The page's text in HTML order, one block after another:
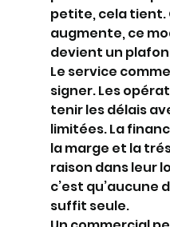
petite, cela tient.
augmente, ce
devient un
Le service
signer. Les
tenir les délais
limitées. La
la marge et la
raison dans leur
c’est qu’aucune
suffit seule.